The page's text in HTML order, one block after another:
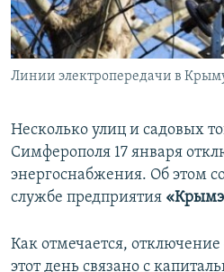
ПОБЕДИТЕЛЕЙ НЕ СУДЯТ?
КРЫМ.НЕПОКОРЕННЫЙ
ELIFBE
ПРИСОЕДИНЯЙТЕСЬ!
Все сайты RFE/RL
Линии электропередачи в
Несколько улиц и садовых
Симферополя 17 января
энергоснабжения. Об этом
службе предприятия
Как отмечается,
этот день связано с